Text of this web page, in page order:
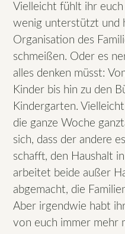
Vielleicht fühlt ihr
wenig unterstützt und
Organisation des
schmeißen. Oder es
alles denken müsst:
Kinder bis hin zu den
Kindergarten.
die ganze Woche
sich, dass der andere
schafft, den Haushalt
arbeitet beide außer
abgemacht, die
Aber irgendwie habt
von euch immer mehr